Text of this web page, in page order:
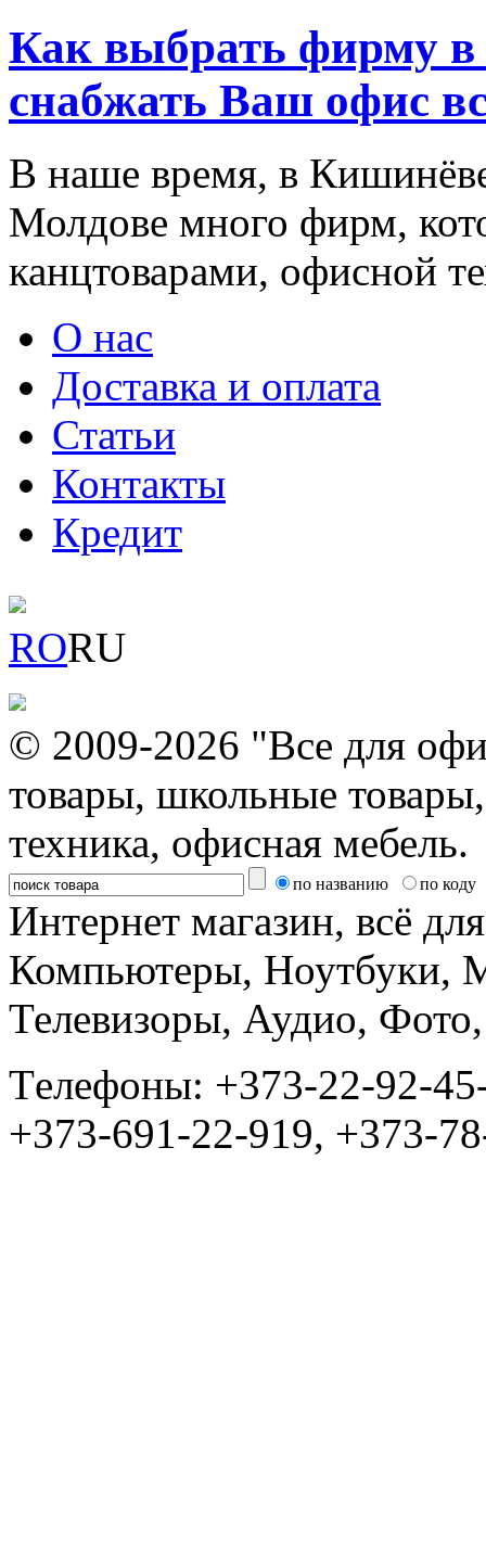
Как выбрать фирму в
снабжать Ваш офис
В наше время, в
Молдове много фирм,
канцтоварами, офисной
О нас
Доставка и оплата
Статьи
Контакты
Кредит
RORU
© 2009-2026 "Все для
товары, школьные
техника, офисная мебель.
по названию по коду
Интернет магазин, всё
Компьютеры, Ноутбуки,
Телевизоры, Аудио,
Tелефоны: +373-22-92-
+373-691-22-919, +373-